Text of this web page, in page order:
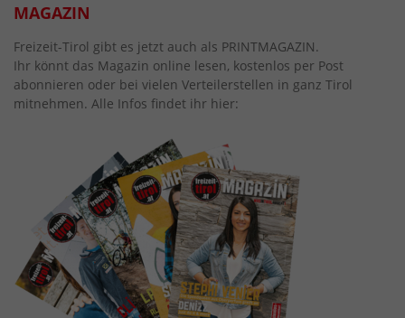
MAGAZIN
Freizeit-Tirol gibt es jetzt auch als PRINTMAGAZIN.
Ihr könnt das Magazin online lesen, kostenlos per Post
abonnieren oder bei vielen Verteilerstellen in ganz Tirol
mitnehmen. Alle Infos findet ihr hier: